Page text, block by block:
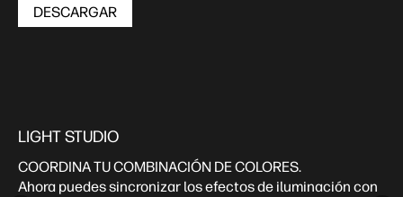
DESCARGAR
LIGHT STUDIO
COORDINA TU COMBINACIÓN DE COLORES. ​
Ahora puedes sincronizar los efectos de iluminación con